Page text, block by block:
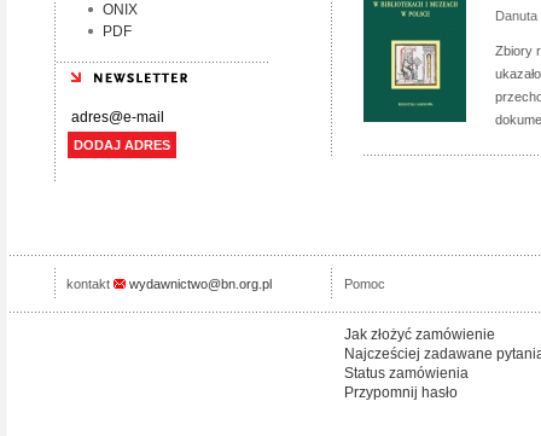
ONIX
PDF
DODAJ ADRES
Danuta
Zbiory
kontakt wydawnictwo@bn.org.pl Pomoc
Jak złożyć zamówienie
Najcześciej zadawane
Status zamówienia
Przypomnij hasło